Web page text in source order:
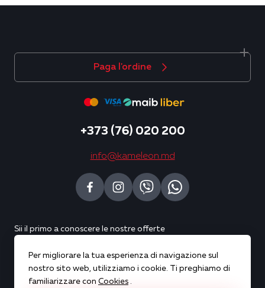
Sii il primo a conoscere le nostre offerte
Sottoscrivi
Paga l'ordine
+373 (76) 020 200
info@kameleon.md
Per migliorare la tua esperienza di navigazione sul
nostro sito web, utilizziamo i cookie. Ti preghiamo di
familiarizzare con Cookies .